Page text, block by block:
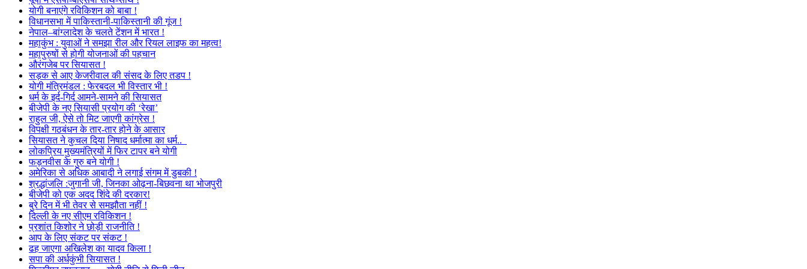
योगी बनाएंगे रविकिशन को बाबा !
विधानसभा में पाकिस्तानी-पाकिस्तानी की गूंज !
नेपाल–बांग्लादेश के चलते टेंशन में भारत !
महाकुंभ : युवाओं ने समझा रील और रियल लाइफ का महत्व!
महापुरुषों से होगी योजनाओं की पहचान
औरंगजेब पर सियासत !
सड़क से आए केजरीवाल की संसद के लिए तडप !
योगी मंत्रिमंडल : फेरबदल भी विस्तार भी !
धर्म के इर्द-गिर्द आमने-सामने की सियासत
बीजेपी के नए सियासी प्रयोग की ‘रेखा’
राहुल जी, ऐसे तो मिट जाएगी कांग्रेस !
विपक्षी गठबंधन के तार-तार होने के आसार
सियासत ने कुचल दिया निषाद धर्मात्मा का धर्म..
लोकप्रिय मुख्यमंत्रियों में फिर टापर बने योगी
फड़नवीस के गुरु बने योगी !
अमेरिका से अधिक आबादी ने लगाई संगम में डुबकी !
श्रद्धांजलि :जुगानी जी, जिनका ओढ़ना-बिछवना था भोजपुरी
बीजेपी को एक अदद शिंदे की दरकार!
बुरे दिन में भी तेवर से समझौता नहीं !
दिल्ली के नए सीएम रविकिशन !
प्रशांत किशोर ने छोड़ी राजनीति !
आप के लिए संकट पर संकट !
ढह जाएगा अखिलेश का यादव किला !
सपा की अर्धकुंभी सियासत !